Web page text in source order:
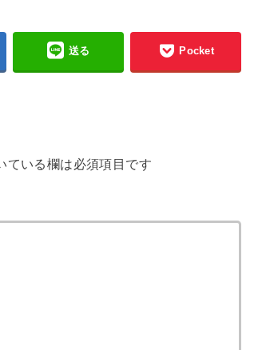
送る Pocket
ている欄は必須項目です